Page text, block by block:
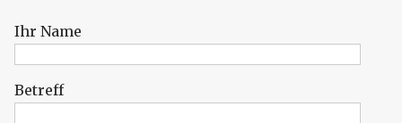
Ihr Name
Betreff